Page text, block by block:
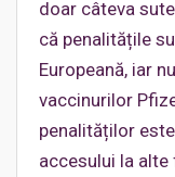
doar câteva
că penalitățile
Europeană, iar
vaccinurilor
penalităților
accesului la